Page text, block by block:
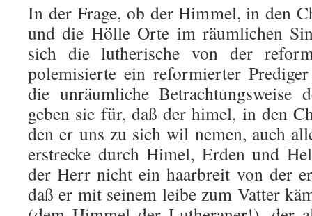
In der Frage, ob der Himmel, in den
und die Hölle Orte im räumlichen
sich die lutherische von der
polemisierte ein reformierter
die unräumliche Betrachtungsweise
geben sie für, daß der himel, in den
den er uns zu sich wil nemen, auch
erstrecke durch Himel, Erden und
der Herr nicht ein haarbreit von der
daß er mit seinem leibe zum Vatter